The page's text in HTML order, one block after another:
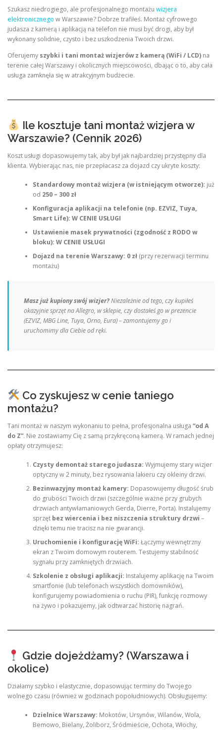
Szukasz niedrogiego, ale profesjonalnego montażu wizjera
elektronicznego w Warszawie? Dobrze trafiłeś. Montaż cyfrowego
judasza z kamerą i aplikacją na telefon nie musi być drogi, aby był
wykonany solidnie, czysto i bez uszkodzenia Twoich drzwi.
Oferujemy szybki i tani montaż wizjerów z kamerą (WiFi / LCD) na
terenie całej Warszawy i okolicznych miejscowości, dbając o to, aby cała
usługa zamknęła się w atrakcyjnym budżecie.
Ile kosztuje tani montaż wizjera w
Warszawie? (Cennik 2026)
Koszt usługi dopasowujemy tak, aby był jak najbardziej przystępny dla
klienta. Wybierając nas, nie przepłacasz za dojazd czy ukryte koszty:
Standardowy montaż wizjera (w istniejącym otworze): już
od 250 – 300 zł
Konfiguracja aplikacji na telefonie (np. EZVIZ, Tuya,
Smart Life): W CENIE USŁUGI
Ustawienie masek prywatności (zgodność z RODO w
bloku): W CENIE USŁUGI
Dojazd na terenie Warszawy: 0 zł(przy rezerwacji terminu
montażu)
Masz już kupiony swój wizjer?Niezależnie od tego, czy kupiłeś
okazyjnie sprzęt na Allegro, w sklepie, czy dostałeś go w prezencie
(EZVIZ, MBG Line, Tuya, Orno, Eura) – zamontujemy go i
uruchomimy dla Ciebie od ręki.
Co zyskujesz w cenie taniego
montażu?
Tani montaż w naszym wykonaniu to pełna, profesjonalna usługa “od A
do Z”. Nie zostawiamy Cię z samą przykręconą kamerą. W ramach jednej
opłaty otrzymujesz:
Czysty demontaż starego judasza: Wyjmujemy stary wizjer
optyczny w 2 minuty, bez rysowania lakieru czy okleiny drzwi.
Bezinwazyjny montaż kamery: Dopasowujemy długość śrub
do grubości Twoich drzwi (szczególnie ważne przy grubych
drzwiach antywłamaniowych Gerda, Dierre, Porta). Instalujemy
sprzęt bez wiercenia i bez niszczenia struktury drzwi –
dzięki temu nie tracisz na nie gwarancji.
Uruchomienie i konfigurację WiFi: Łączymy wewnętrzny
ekran z Twoim domowym routerem. Testujemy stabilność
sygnału przy zamkniętych drzwiach.
Szkolenie z obsługi aplikacji: Instalujemy aplikację na Twoim
smartfonie (lub telefonach wszystkich domowników),
konfigurujemy powiadomienia o ruchu (PIR), funkcję rozmowy
na żywo i pokazujemy, jak odtwarzać historię nagrań.
Gdzie dojeżdżamy? (Warszawa i
okolice)
Działamy szybko i elastycznie, dopasowując terminy do Twojego
wolnego czasu (również w godzinach popołudniowych). Obsługujemy:
Dzielnice Warszawy: Mokotów, Ursynów, Wilanów, Wola,
Bemowo, Bielany, Żoliborz, Śródmieście, Ochota, Włochy,